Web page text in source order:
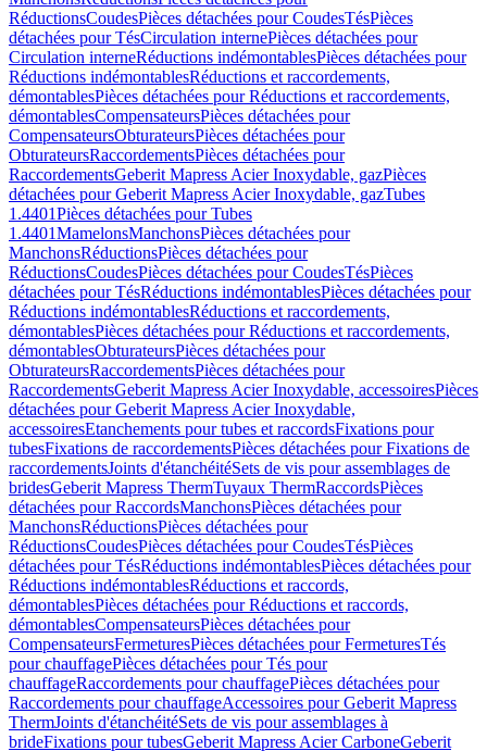
RéductionsCoudesPièces détachées pour CoudesTésPièces
détachées pour TésCirculation internePièces détachées pour
Circulation interneRéductions indémontablesPièces détachées pour
Réductions indémontablesRéductions et raccordements,
démontablesPièces détachées pour Réductions et raccordements,
démontablesCompensateursPièces détachées pour
CompensateursObturateursPièces détachées pour
ObturateursRaccordementsPièces détachées pour
RaccordementsGeberit Mapress Acier Inoxydable, gazPièces
détachées pour Geberit Mapress Acier Inoxydable, gazTubes
1.4401Pièces détachées pour Tubes
1.4401MamelonsManchonsPièces détachées pour
ManchonsRéductionsPièces détachées pour
RéductionsCoudesPièces détachées pour CoudesTésPièces
détachées pour TésRéductions indémontablesPièces détachées pour
Réductions indémontablesRéductions et raccordements,
démontablesPièces détachées pour Réductions et raccordements,
démontablesObturateursPièces détachées pour
ObturateursRaccordementsPièces détachées pour
RaccordementsGeberit Mapress Acier Inoxydable, accessoiresPièces
détachées pour Geberit Mapress Acier Inoxydable,
accessoiresEtanchements pour tubes et raccordsFixations pour
tubesFixations de raccordementsPièces détachées pour Fixations de
raccordementsJoints d'étanchéitéSets de vis pour assemblages de
bridesGeberit Mapress ThermTuyaux ThermRaccordsPièces
détachées pour RaccordsManchonsPièces détachées pour
ManchonsRéductionsPièces détachées pour
RéductionsCoudesPièces détachées pour CoudesTésPièces
détachées pour TésRéductions indémontablesPièces détachées pour
Réductions indémontablesRéductions et raccords,
démontablesPièces détachées pour Réductions et raccords,
démontablesCompensateursPièces détachées pour
CompensateursFermeturesPièces détachées pour FermeturesTés
pour chauffagePièces détachées pour Tés pour
chauffageRaccordements pour chauffagePièces détachées pour
Raccordements pour chauffageAccessoires pour Geberit Mapress
ThermJoints d'étanchéitéSets de vis pour assemblages à
brideFixations pour tubesGeberit Mapress Acier CarboneGeberit